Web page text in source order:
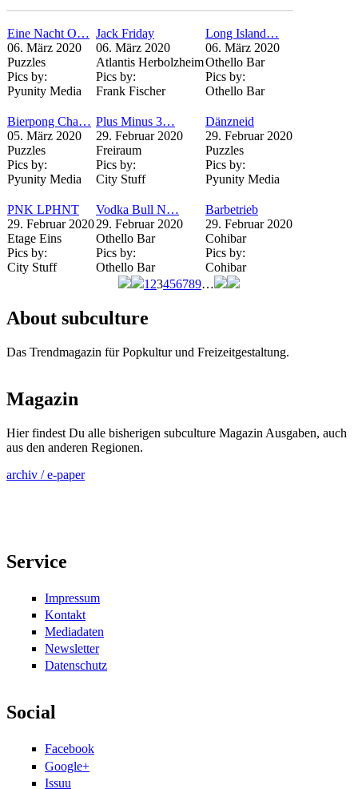
Eine Nacht O…
06. März 2020
Puzzles
Pics by:
Pyunity Media
Jack Friday
06. März 2020
Atlantis Herbolzheim
Pics by:
Frank Fischer
Long Island…
06. März 2020
Othello Bar
Pics by:
Othello Bar
Bierpong Cha…
05. März 2020
Puzzles
Pics by:
Pyunity Media
Plus Minus 3…
29. Februar 2020
Freiraum
Pics by:
City Stuff
Dänzneid
29. Februar 2020
Puzzles
Pics by:
Pyunity Media
PNK LPHNT
29. Februar 2020
Etage Eins
Pics by:
City Stuff
Vodka Bull N…
29. Februar 2020
Othello Bar
Pics by:
Othello Bar
Barbetrieb
29. Februar 2020
Cohibar
Pics by:
Cohibar
1 23456789…
About subculture
Das Trendmagazin für Popkultur und Freizeitgestaltung.
Magazin
Hier findest Du alle bisherigen subculture Magazin Ausgaben, auch
aus den anderen Regionen.
archiv / e-paper
Service
Impressum
Kontakt
Mediadaten
Newsletter
Datenschutz
Social
Facebook
Google+
Issuu